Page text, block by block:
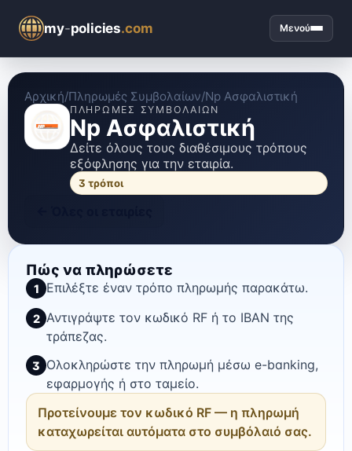
my-policies.com Μενού
Αρχική/Πληρωμές Συμβολαίων/Np Ασφαλιστική
ΠΛΗΡΩΜΈΣ ΣΥΜΒΟΛΑΊΩΝ
Np Ασφαλιστική
Δείτε όλους τους διαθέσιμους τρόπους
εξόφλησης για την εταιρία.
3 τρόποι
Πώς να πληρώσετε
1 Επιλέξτε έναν τρόπο πληρωμής παρακάτω.
2 Αντιγράψτε τον κωδικό RF ή το IBAN της
τράπεζας.
3 Ολοκληρώστε την πληρωμή μέσω e-banking,
εφαρμογής ή στο ταμείο.
Προτείνουμε τον κωδικό RF — η πληρωμή
καταχωρείται αυτόματα στο συμβόλαιό σας.